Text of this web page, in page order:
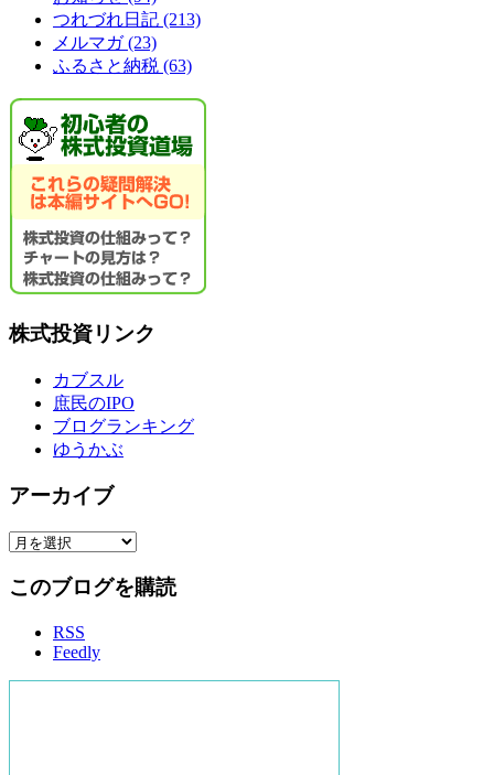
つれづれ日記 (213)
メルマガ(23)
ふるさと納税 (63)
株式投資リンク
カブスル
庶民のIPO
ブログランキング
ゆうかぶ
アーカイブ
ア
カ
このブログを購読
RSS
Feedly